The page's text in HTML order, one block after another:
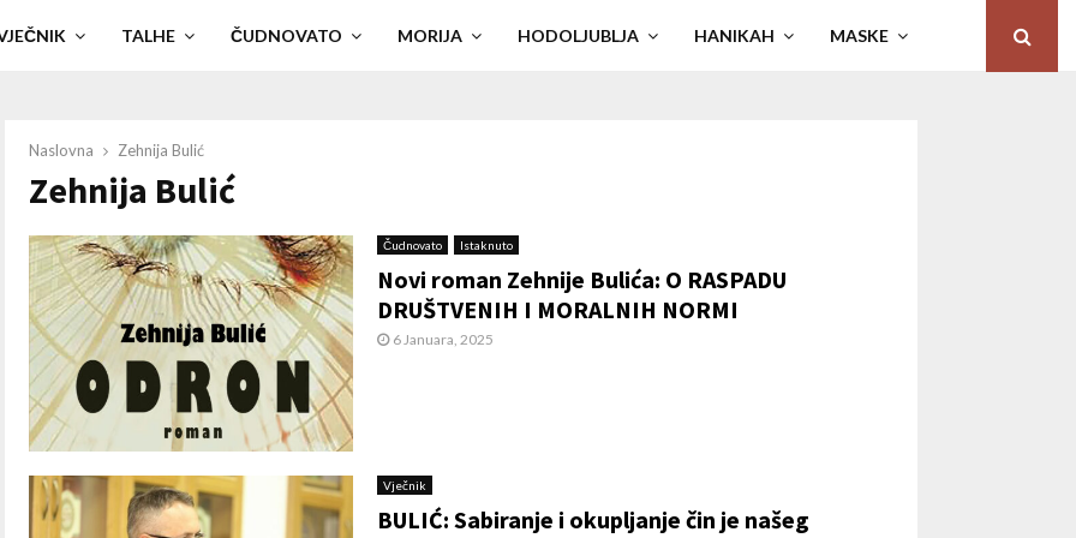
TALHE ČUDNOVATO MORIJA HODOLJUBLJA HANIKAH MASKE
Naslovna Zehnija Bulić
Zehnija Bulić
Čudnovato Istaknuto
Novi roman Zehnije Bulića: O RASPADU
DRUŠTVENIH I MORALNIH NORMI
6 Januara, 2025
Vječnik
BULIĆ: Sabiranje i okupljanje čin je našeg